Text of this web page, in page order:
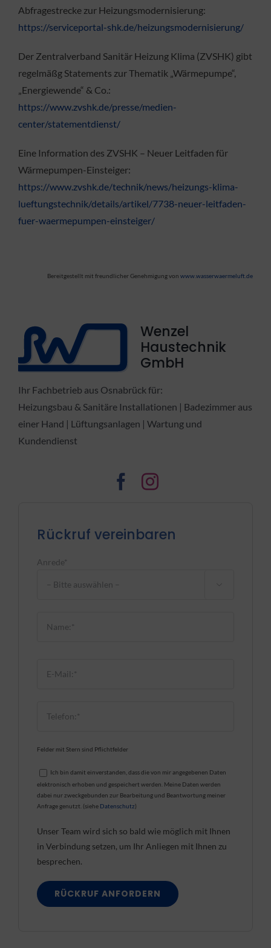
Abfragestrecke zur Heizungsmodernisierung:
https://serviceportal-shk.de/heizungsmodernisierung/
Der Zentralverband Sanitär Heizung Klima (ZVSHK) gibt
regelmäßg Statements zur Thematik „Wärmepumpe“,
„Energiewende“ & Co.:
https://www.zvshk.de/presse/medien-
center/statementdienst/
Eine Information des ZVSHK – Neuer Leitfaden für
Wärmepumpen-Einsteiger:
https://www.zvshk.de/technik/news/heizungs-klima-
lueftungstechnik/details/artikel/7738-neuer-leitfaden-
fuer-waermepumpen-einsteiger/
Bereitgestellt mit freundlicher Genehmigung vonwww.wasserwaermeluft.de
Wenzel
Haustechnik
GmbH
Ihr Fachbetrieb aus Osnabrück für:
Heizungsbau & Sanitäre Installationen | Badezimmer aus
einer Hand | Lüftungsanlagen | Wartung und
Kundendienst
Rückruf vereinbaren
Anrede*
Felder mit Stern sind Pflichtfelder
Ich bin damit einverstanden, dass die von mir angegebenen Daten
elektronisch erhoben und gespeichert werden. Meine Daten werden
dabei nur zweckgebunden zur Bearbeitung und Beantwortung meiner
Anfrage genutzt. (siehe Datenschutz)
Unser Team wird sich so bald wie möglich mit Ihnen
in Verbindung setzen, um Ihr Anliegen mit Ihnen zu
besprechen.